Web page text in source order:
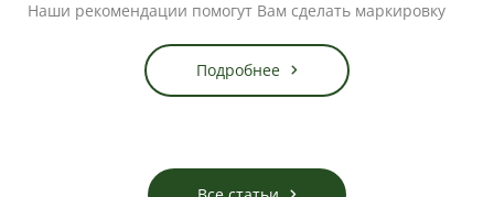
Наши рекомендации помогут Вам сделать маркировку
неприятностей.
Подробнее